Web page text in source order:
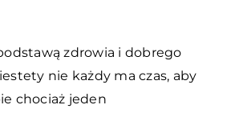
zdrowia i dobrego
nie każdy ma czas, aby
chociaż jeden